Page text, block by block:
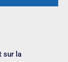
sur la